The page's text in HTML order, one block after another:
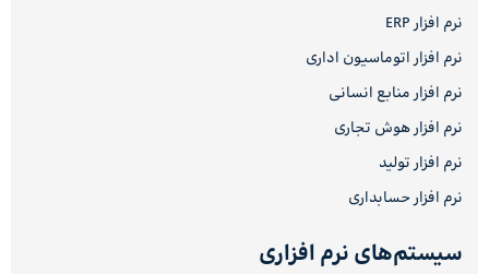
نرم افزار ERP
نرم افزار اتوماسیون اداری
نرم افزار منابع انسانی
نرم افزار هوش تجاری
نرم افزار تولید
نرم افزار حسابداری
سیستم‌های نرم افزاری